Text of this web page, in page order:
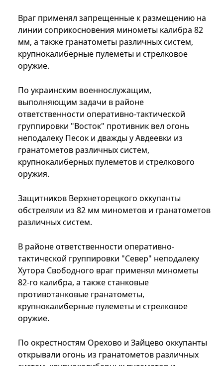
Враг применял запрещенные к размещению на
линии соприкосновения минометы калибра 82
мм, а также гранатометы различных систем,
крупнокалиберные пулеметы и стрелковое
оружие.
По украинским военнослужащим,
выполняющим задачи в районе
ответственности оперативно-тактической
группировки "Восток" противник вел огонь
неподалеку Песок и дважды у Авдеевки из
гранатометов различных систем,
крупнокалиберных пулеметов и стрелкового
оружия.
Защитников Верхнеторецкого оккупанты
обстреляли из 82 мм минометов и гранатометов
различных систем.
В районе ответственности оперативно-
тактической группировки "Север" неподалеку
Хутора Свободного враг применял минометы
82-го калибра, а также станковые
противотанковые гранатометы,
крупнокалиберные пулеметы и стрелковое
оружие.
По окрестностям Орехово и Зайцево оккупанты
открывали огонь из гранатометов различных